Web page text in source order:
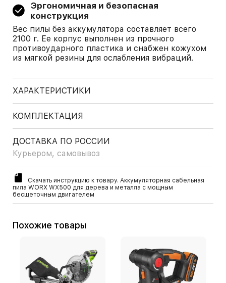
Эргономичная и безопасная
конструкция
Вес пилы без аккумулятора составляет всего
2100 г. Ее корпус выполнен из прочного
противоударного пластика и снабжен кожухом
из мягкой резины для ослабления вибраций.
ХАРАКТЕРИСТИКИ
КОМПЛЕКТАЦИЯ
ДОСТАВКА ПО РОССИИ
Курьером, самовывоз
Скачать инструкцию к товару. Аккумуляторная сабельная
пила WORX WX500 для дерева и металла с мощным
бесщеточным двигателем
Похожие товары